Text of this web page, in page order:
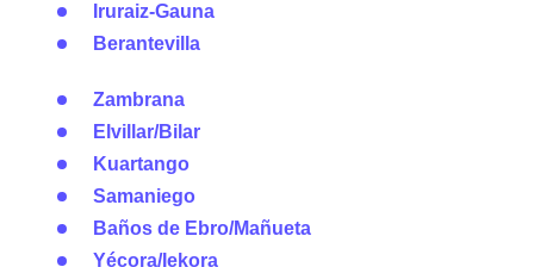
Iruraiz-Gauna
Berantevilla
Zambrana
Elvillar/Bilar
Kuartango
Samaniego
Baños de Ebro/Mañueta
Yécora/Iekora